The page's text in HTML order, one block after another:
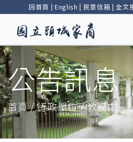
回首頁 | English | 民意信箱 |全文
公告訊息
首頁 / 行政單位 / 教務處